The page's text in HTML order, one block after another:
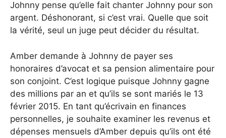
Johnny pense qu’elle fait chanter Johnny pour son
argent. Déshonorant, si c’est vrai. Quelle que soit
la vérité, seul un juge peut décider du résultat.
Amber demande à Johnny de payer ses
honoraires d’avocat et sa pension alimentaire pour
son conjoint. C’est logique puisque Johnny gagne
des millions par an et qu’ils se sont mariés le 13
février 2015. En tant qu’écrivain en finances
personnelles, je souhaite examiner les revenus et
dépenses mensuels d’Amber depuis qu’ils ont été